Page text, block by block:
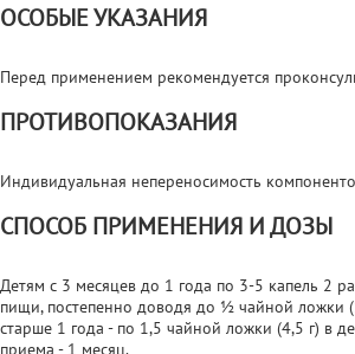
ОСОБЫЕ УКАЗАНИЯ
Перед применением рекомендуется
ПРОТИВОПОКАЗАНИЯ
Индивидуальная непереносимость
СПОСОБ ПРИМЕНЕНИЯ И ДОЗЫ
Детям с 3 месяцев до 1 года по 3-5 капель 2
пищи, постепенно доводя до 1⁄2 чайной ложки
старше 1 года - по 1,5 чайной ложки (4,5 г) в
приема - 1 месяц.